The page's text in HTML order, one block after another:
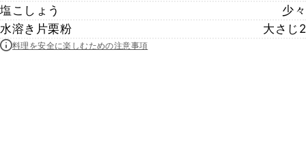
塩こしょう
少々
水溶き片栗粉
大さじ2
料理を安全に楽しむための注意事項